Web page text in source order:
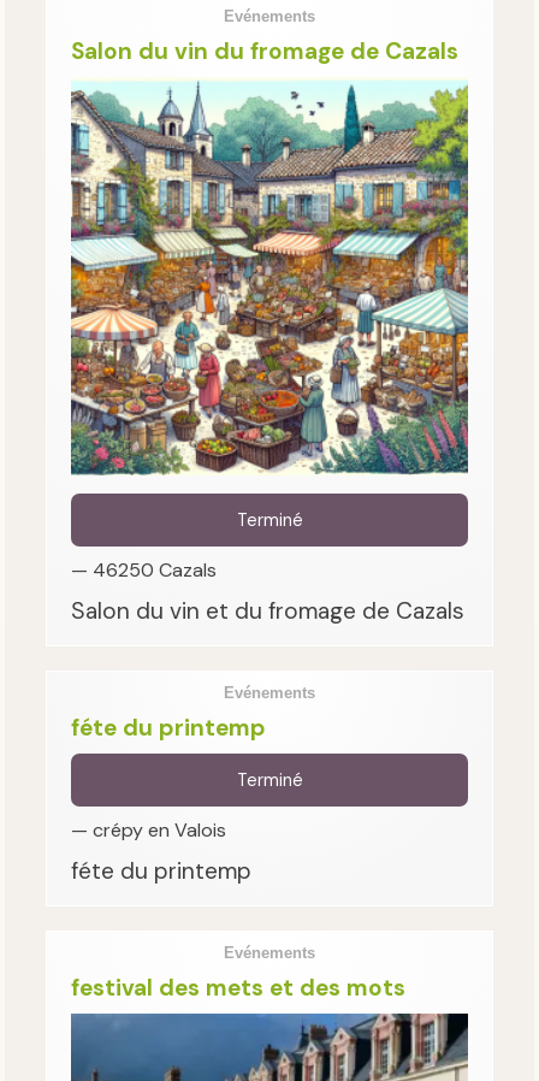
Evénements
Salon du vin du fromage de Cazals
Terminé
— 46250 Cazals
Salon du vin et du fromage de Cazals
Evénements
féte du printemp
Terminé
— crépy en Valois
féte du printemp
Evénements
festival des mets et des mots